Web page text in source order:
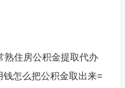
熟住房公积金提取代办
怎么把公积金取出来=